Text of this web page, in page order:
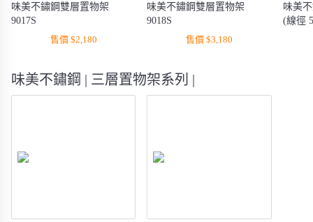
味美不鏽鋼雙層置物架
9017S
售價 $2,180
味美不鏽鋼雙層置物架
9018S
售價 $3,180
味美
(線徑
味美不鏽鋼 | 三層置物架系列 |